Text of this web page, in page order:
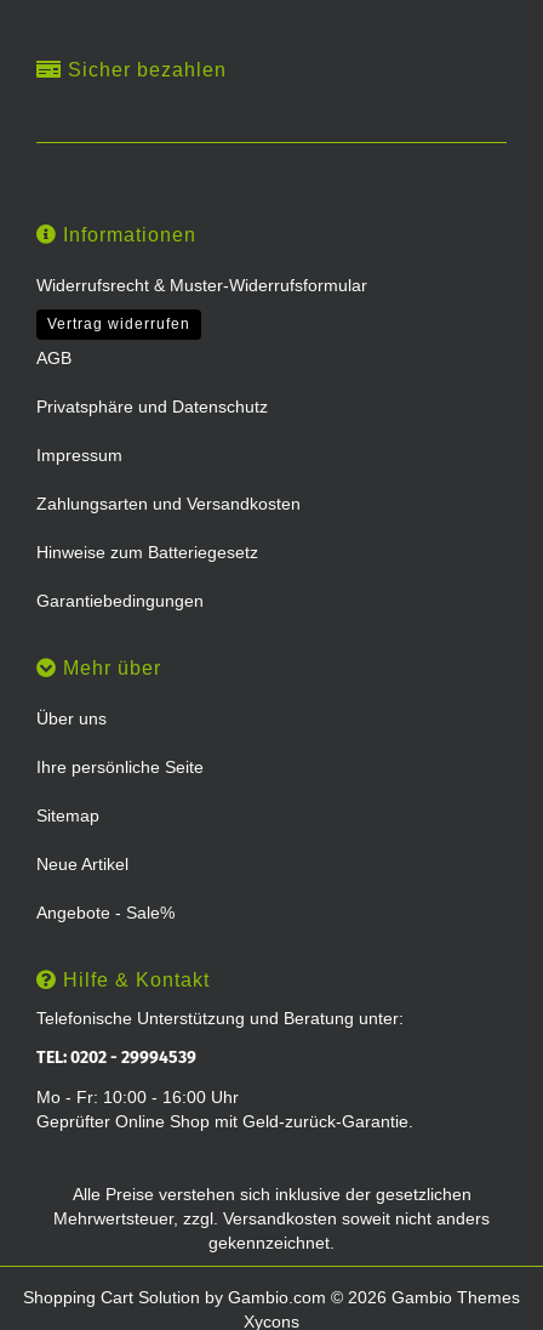
Sicher bezahlen
Informationen
Widerrufsrecht & Muster-Widerrufsformular
Vertrag widerrufen
AGB
Privatsphäre und Datenschutz
Impressum
Zahlungsarten und Versandkosten
Hinweise zum Batteriegesetz
Garantiebedingungen
Mehr über
Über uns
Ihre persönliche Seite
Sitemap
Neue Artikel
Angebote - Sale%
Hilfe & Kontakt
Telefonische Unterstützung und Beratung unter:
TEL: 0202 - 29994539
Mo - Fr: 10:00 - 16:00 Uhr
Geprüfter Online Shop mit Geld-zurück-Garantie.
Alle Preise verstehen sich inklusive der gesetzlichen
Mehrwertsteuer, zzgl. Versandkosten soweit nicht anders
gekennzeichnet.
Shopping Cart Solution by Gambio.com © 2026 Gambio Themes
Xycons